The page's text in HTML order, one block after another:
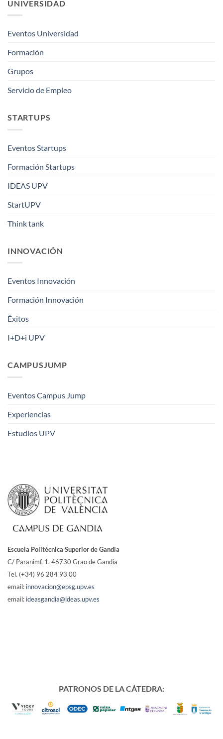
UNIVERSIDAD
Eventos Universidad
Formación
Grupos
Servicio de Empleo
STARTUPS
Eventos Startups
Formación Startups
IDEAS UPV
StartUPV
Think tank
INNOVACIÓN
Eventos Innovación
Formación Innovación
Éxitos
I+D+i UPV
CAMPUSJUMP
Eventos Campus Jump
Experiencias
Estudios UPV
Escuela Politécnica Superior de Gandia
C/ Paranimf, 1. 46730 Grao de Gandia
Tel. (+34) 96 284 93 00
email: innovacion@epsg.upv.es
email: ideasgandia@ideas.upv.es
PATRONOS DE LA CÁTEDRA: